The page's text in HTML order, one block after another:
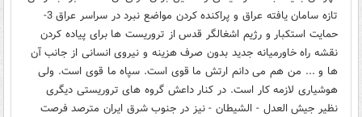
تازه سامان یافته عراق و پراکنده کردن مواضع نبرد در سراسر عراق 3-
حمایت استکبار و رژیم اشغالگر قدس از تروریست ها برای پیاده کردن
نقشه راه خاورمیانه جدید بدون صرف هزینه و نیروی انسانی از جانب آن
ها و ... من هم می دانم ارتش ما قوی است. سپاه ما قوی است. ولی
هوشیاری لازمه کار است. در کنار داعش گروه های تروریستی دیگری
نظیر جیش العدل - الشیطان - نیز در جنوب شرق ایران مترصد فرصت